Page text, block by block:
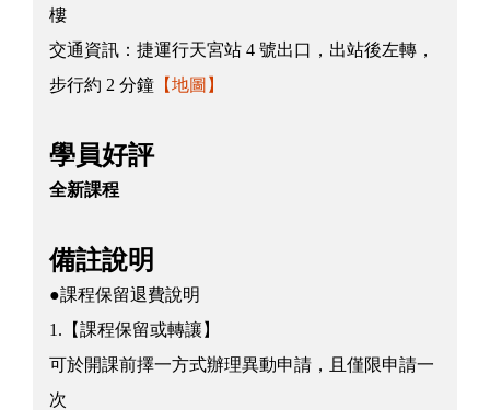
樓
交通資訊： 捷運行天宮站 4 號出口，出站後左轉，
步行約 2 分鐘 【地圖】
學員好評
全新課程
備註說明
●課程保留退費說明
1.【課程保留或轉讓】
可於開課前擇一方式辦理異動申請，且僅限申請一
次